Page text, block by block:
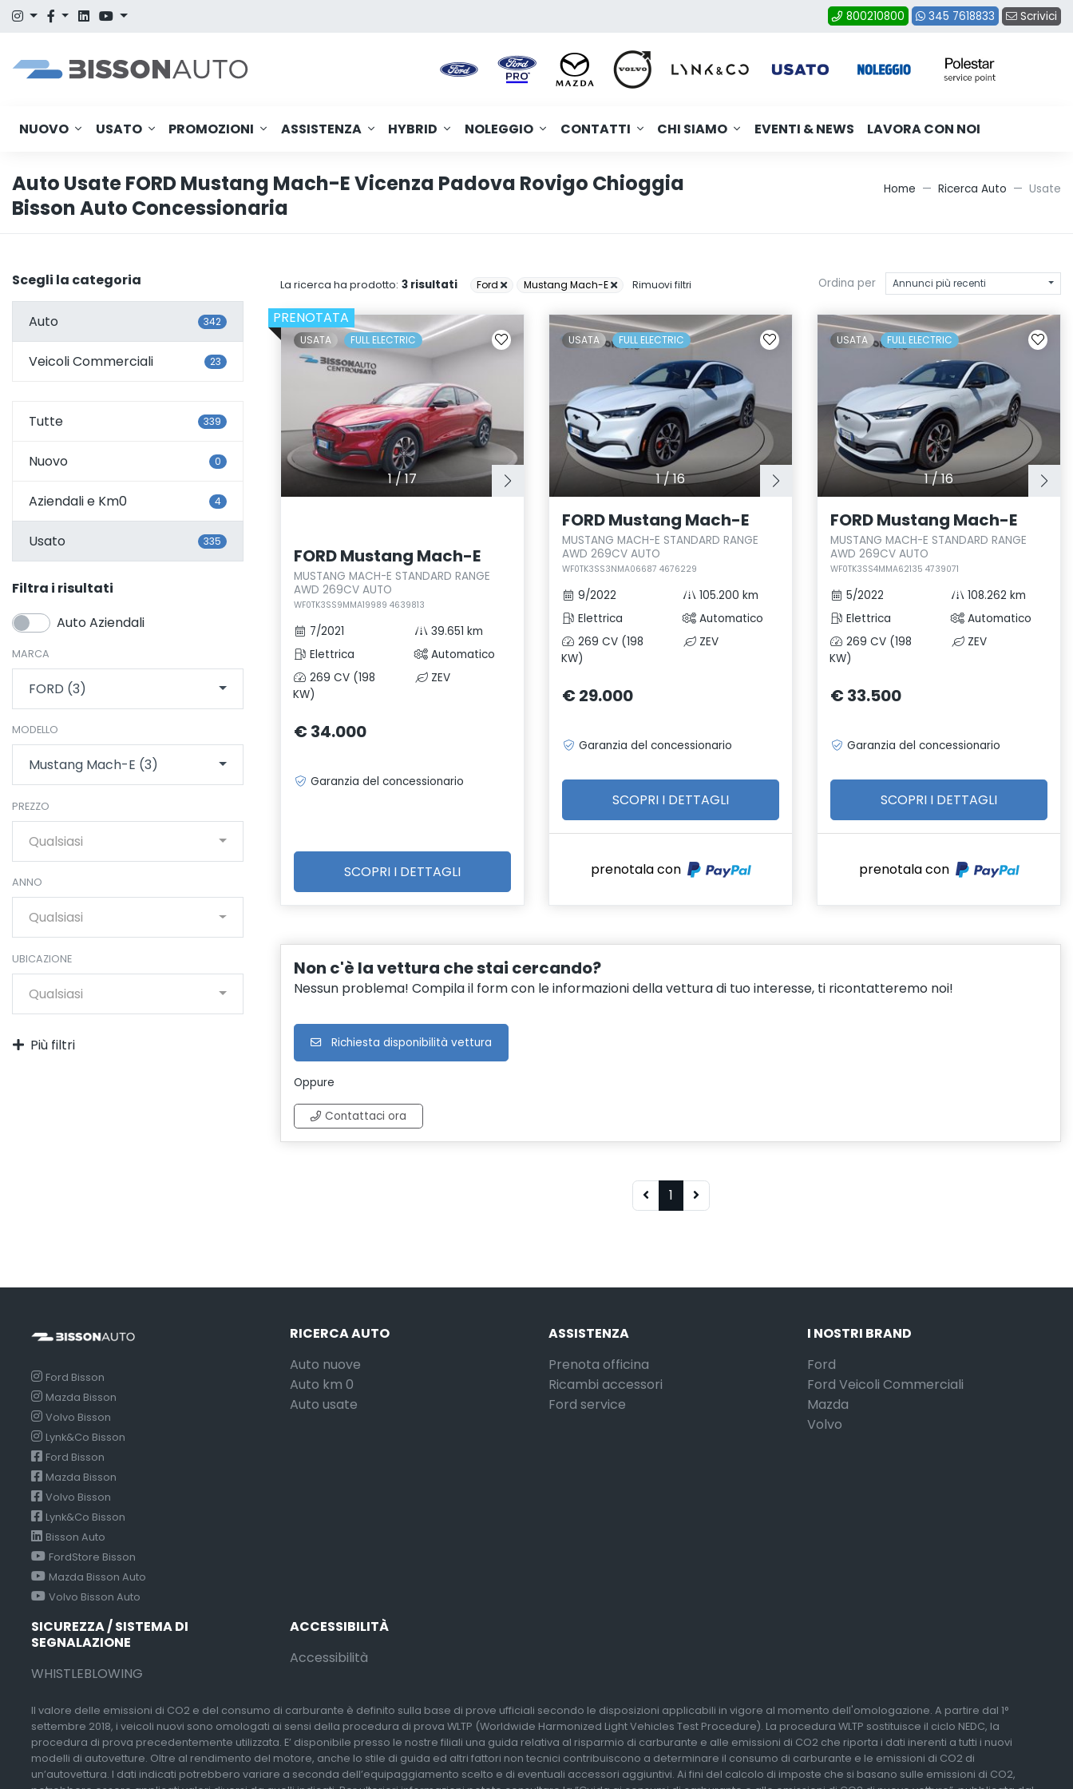
800210800 345 7618833 Scrivici
NUOVO USATO PROMOZIONI ASSISTENZA HYBRID NOLEGGIO CONTATTI CHI SIAMO EVENTI & NEWS LAVORA CON NOI
Auto Usate FORD Mustang Mach-E Vicenza Padova Rovigo Chioggia
Bisson Auto Concessionaria
Home Ricerca Auto Usate
Scegli la categoria
Auto 342
Veicoli Commerciali 23
Tutte 339
Nuovo 0
Aziendali e Km0 4
Usato 335
Filtra i risultati
Auto Aziendali
MARCA
FORD (3)
MODELLO
Mustang Mach-E (3)
PREZZO
Qualsiasi
ANNO
Qualsiasi
UBICAZIONE
Qualsiasi
Più filtri
La ricerca ha prodotto: 3 risultati Ford Mustang Mach-E Rimuovi filtri Ordina per Annunci più recenti
PRENOTATA
1/17
USATA FULL ELECTRIC
FORD Mustang Mach-E
MUSTANG MACH-E STANDARD RANGE
AWD 269CV AUTO
WF0TK3SS9MMA19989 4639813
7/2021
39.651 km
Elettrica
Automatico
269 CV (198
KW)
ZEV
€ 34.000
Garanzia del concessionario
SCOPRI I DETTAGLI
1/16
USATA FULL ELECTRIC
FORD Mustang Mach-E
MUSTANG MACH-E STANDARD RANGE
AWD 269CV AUTO
WF0TK3SS3NMA06687 4676229
9/2022
105.200 km
Elettrica
Automatico
269 CV (198
KW)
ZEV
€ 29.000
Garanzia del concessionario
SCOPRI I DETTAGLI
prenotala con
1/16
USATA FULL ELECTRIC
FORD Mustang Mach-E
MUSTANG MACH-E STANDARD RANGE
AWD 269CV AUTO
WF0TK3SS4MMA62135 4739071
5/2022
108.262 km
Elettrica
Automatico
269 CV (198
KW)
ZEV
€ 33.500
Garanzia del concessionario
SCOPRI I DETTAGLI
prenotala con
Non c'è la vettura che stai cercando?
Nessun problema! Compila il form con le informazioni della vettura di tuo interesse, ti ricontatteremo noi!
Richiesta disponibilità vettura
Oppure
Contattaci ora
1
Ford Bisson
Mazda Bisson
Volvo Bisson
Lynk&Co Bisson
Ford Bisson
Mazda Bisson
Volvo Bisson
Lynk&Co Bisson
Bisson Auto
FordStore Bisson
Mazda Bisson Auto
Volvo Bisson Auto
RICERCA AUTO
Auto nuove
Auto km 0
Auto usate
ASSISTENZA
Prenota officina
Ricambi accessori
Ford service
I NOSTRI BRAND
Ford
Ford Veicoli Commerciali
Mazda
Volvo
SICUREZZA / SISTEMA DI
SEGNALAZIONE
WHISTLEBLOWING
ACCESSIBILITÀ
Accessibilità
Il valore delle emissioni di CO2 e del consumo di carburante è definito sulla base di prove ufficiali secondo le disposizioni applicabili in vigore al momento dell'omologazione. A partire dal 1°
settembre 2018, i veicoli nuovi sono omologati ai sensi della procedura di prova WLTP (Worldwide Harmonized Light Vehicles Test Procedure). La procedura WLTP sostituisce il ciclo NEDC, la
procedura di prova precedentemente utilizzata. E’ disponibile presso le nostre filiali una guida relativa al risparmio di carburante e alle emissioni di CO2 che riporta i dati inerenti a tutti i nuovi
modelli di autovetture. Oltre al rendimento del motore, anche lo stile di guida ed altri fattori non tecnici contribuiscono a determinare il consumo di carburante e le emissioni di CO2 di
un’autovettura. I dati indicati potrebbero variare a seconda dell’equipaggiamento scelto e di eventuali accessori aggiuntivi. Ai fini del calcolo di imposte che si basano sulle emissioni di CO2,